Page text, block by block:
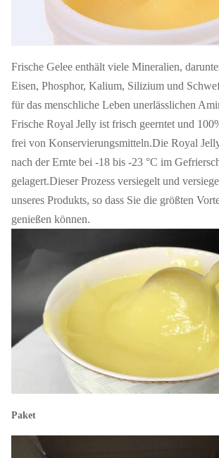
Frische Gelee enthält viele Mineralien,
Eisen, Phosphor, Kalium, Silizium und
für das menschliche Leben unerlässlichen
Frische Royal Jelly ist frisch geerntet und
frei von Konservierungsmitteln.Die Royal
nach der Ernte bei -18 bis -23 °C im
gelagert.Dieser Prozess versiegelt und
unseres Produkts, so dass Sie die größten
genießen können.
Paket